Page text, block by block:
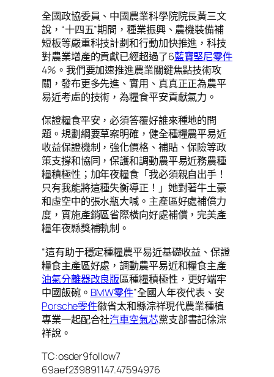
全國政協委員、中國農業科學院院長黃三文
說，“十四五”期間，種業振興、農機裝備補
短板等嚴重科技計劃和行動加快推進，科技
對農業增產的貢獻已經超過了6藍寶堅尼零件
4%。我們要加速推進農業關鍵焦點技術攻
關，發布更多先進、實用、真真正正為農平
易近考慮的技術，為糧食平安貢獻氣力。
保證糧食平安，必須答覆好誰來種地的問
題。規劃綱要草案明確，健全種糧農平易近
收益保證機制，強化價格、補貼、保險等政
策支撐和協同，保護和調動農平易近務農種
糧積極性；加年夜糧食「我必須親自出手！
只有我能將這種失衡導正！」她對著牛土豪
和虛空中的張水瓶大喊。主產區好處補償力
度，實施產銷區省際橫向好處補償，完美產
糧年夜縣獎補軌制。
“這有助于穩定種糧農平易近基礎收益、保證
糧食主產區好處，調動農平易近和糧食主產
油氣分離器改良版區種糧積極性，更好端牢
中國飯碗。 BMW零件”全國人年夜代表、安
Porsche零件徽省太和縣淙祥現代農業種植
專業一起配合社汽車空氣芯黨支部書記徐淙
祥說。
TC:osder9follow7
69aef239891147.47594976